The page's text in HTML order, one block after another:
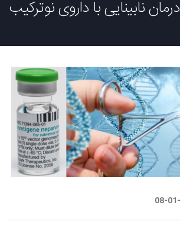
درمان نابینایی با داروی نوترکیب